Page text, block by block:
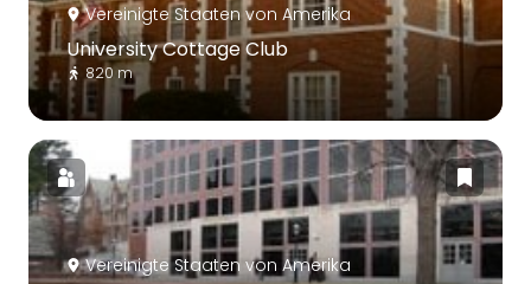
Vereinigte Staaten von Amerika
University Cottage Club
820 m
Vereinigte Staaten von Amerika